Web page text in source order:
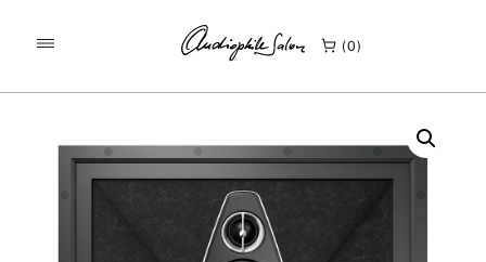
0
KEZDŐLAP TERMÉKEK
/
SONUS FABER PALLADIO PC-664P MENNYEZETBE ÉPÍTHETŐ